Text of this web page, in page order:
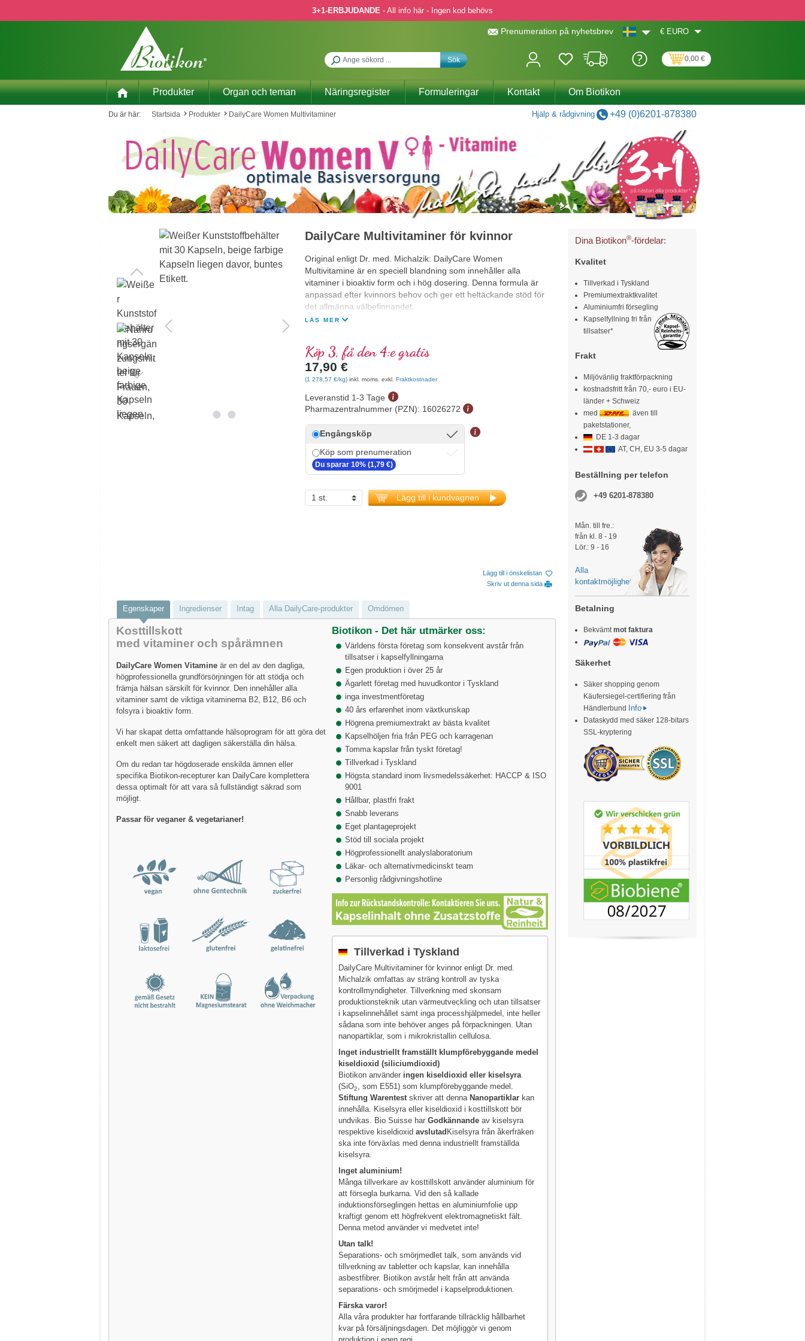
3+1-ERBJUDANDE - All info här - Ingen kod behövs
Prenumeration på nyhetsbrev € EURO
Sök 0,00 €
Produkter Organ och teman Näringsregister Formuleringar Kontakt Om Biotikon
Du är här: Startsida Produkter DailyCare Women Multivitaminer Hjälp & rådgivning +49 (0)6201-878380
DailyCare Multivitaminer för kvinnor
Original enligt Dr. med. Michalzik: DailyCare Women
Multivitamine är en speciell blandning som innehåller alla
vitaminer i bioaktiv form och i hög dosering. Denna formula är
anpassad efter kvinnors behov och ger ett heltäckande stöd för
det allmänna välbefinnandet.
LÄS MER
Köp 3, få den 4:e gratis
17,90 €
(1 278,57 €/kg) inkl. moms. exkl. Fraktkostnader
Leveranstid 1-3 Tage
Pharmazentralnummer (PZN): 16026272
Engångsköp
Köp som prenumeration
Du sparar 10% (1,79 €)
Lägg till i kundvagnen
Lägg till i önskelistan
Skriv ut denna sida
Egenskaper Ingredienser Intag Alla DailyCare-produkter Omdömen
Kosttillskott
med vitaminer och spårämnen
DailyCare Women Vitamine är en del av den dagliga,
högprofessionella grundförsörjningen för att stödja och
främja hälsan särskilt för kvinnor. Den innehåller alla
vitaminer samt de viktiga vitaminerna B2, B12, B6 och
folsyra i bioaktiv form.
Vi har skapat detta omfattande hälsoprogram för att göra det
enkelt men säkert att dagligen säkerställa din hälsa.
Om du redan tar högdoserade enskilda ämnen eller
specifika Biotikon-recepturer kan DailyCare komplettera
dessa optimalt för att vara så fullständigt säkrad som
möjligt.
Passar för veganer & vegetarianer!
Biotikon - Det här utmärker oss:
Världens första företag som konsekvent avstår från
tillsatser i kapselfyllningarna
Egen produktion i över 25 år
Ägarlett företag med huvudkontor i Tyskland
inga investmentföretag
40 års erfarenhet inom växtkunskap
Högrena premiumextrakt av bästa kvalitet
Kapselhöljen fria från PEG och karragenan
Tomma kapslar från tyskt företag!
Tillverkad i Tyskland
Högsta standard inom livsmedelssäkerhet: HACCP & ISO
9001
Hållbar, plastfri frakt
Snabb leverans
Eget plantageprojekt
Stöd till sociala projekt
Högprofessionellt analyslaboratorium
Läkar- och alternativmedicinskt team
Personlig rådgivningshotline
Tillverkad i Tyskland
DailyCare Multivitaminer för kvinnor enligt Dr. med.
Michalzik omfattas av sträng kontroll av tyska
kontrollmyndigheter. Tillverkning med skonsam
produktionsteknik utan värmeutveckling och utan tillsatser
i kapselinnehållet samt inga processhjälpmedel, inte heller
sådana som inte behöver anges på förpackningen. Utan
nanopartiklar, som i mikrokristallin cellulosa.
Inget industriellt framställt klumpförebyggande medel
kiseldioxid (siliciumdioxid)
Biotikon använder ingen kiseldioxid eller kiselsyra
(SiO2, som E551) som klumpförebyggande medel.
Stiftung Warentestskriver att denna Nanopartiklar kan
innehålla. Kiselsyra eller kiseldioxid i kosttillskott bör
undvikas. Bio Suisse harGodkännande av kiselsyra
respektive kiseldioxidavslutad Kiselsyra från åkerfräken
ska inte förväxlas med denna industriellt framställda
kiselsyra.
Inget aluminium!
Många tillverkare av kosttillskott använder aluminium för
att försegla burkarna. Vid den så kallade
induktionsförseglingen hettas en aluminiumfolie upp
kraftigt genom ett högfrekvent elektromagnetiskt fält.
Denna metod använder vi medvetet inte!
Utan talk!
Separations- och smörjmedlet talk, som används vid
tillverkning av tabletter och kapslar, kan innehålla
asbestfibrer. Biotikon avstår helt från att använda
separations- och smörjmedel i kapselproduktionen.
Färska varor!
Alla våra produkter har fortfarande tillräcklig hållbarhet
kvar på försäljningsdagen. Det möjliggör vi genom
Dina Biotikon®-fördelar:
Kvalitet
Tillverkad i Tyskland
Premiumextraktkvalitet
Aluminiumfri försegling
Kapselfyllning fri från
tillsatser*
Frakt
Miljövänlig fraktförpackning
kostnadsfritt från 70,- euro i EU-
länder + Schweiz
med
även till
paketstationer,
DE 1-3 dagar
AT, CH, EU 3-5 dagar
Beställning per telefon
+49 6201-878380
Mån. till fre.:
från kl. 8 - 19
Lör.: 9 - 16
Alla
kontaktmöjligheter
Betalning
Bekvämtmot faktura
Säkerhet
Säker shopping genom
Käufersiegel-certifiering från
Händlerbund
Info
Dataskydd med säker 128-bitars
SSL-kryptering